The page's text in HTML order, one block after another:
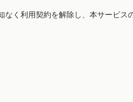
く利用契約を解除し、本サービス